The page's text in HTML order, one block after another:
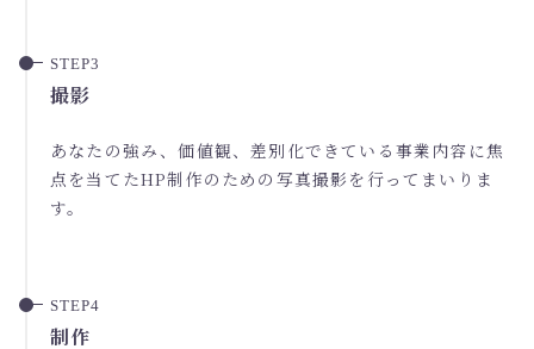
撮影
あなたの強み、価値観、差別化できている事業内容に焦
点を当てたHP制作のための写真撮影を行ってまいりま
す。
制作